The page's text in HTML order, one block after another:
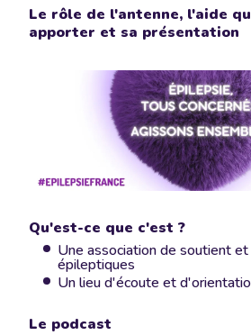
Le rôle de l'antenne, l'aide
apporter et sa présentation
Qu'est-ce que c'est ?
Une association de soutient
épileptiques
Un lieu d'écoute et
Le podcast